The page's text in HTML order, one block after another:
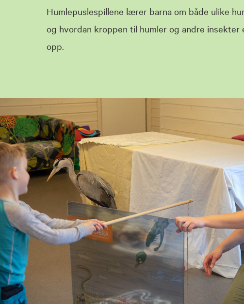
Humlepuslespillene lærer barna om både ulike
og hvordan kroppen til humler og andre insekter
opp.